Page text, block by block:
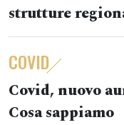
strutture
COVID
Covid, nuovo
Cosa sappiamo